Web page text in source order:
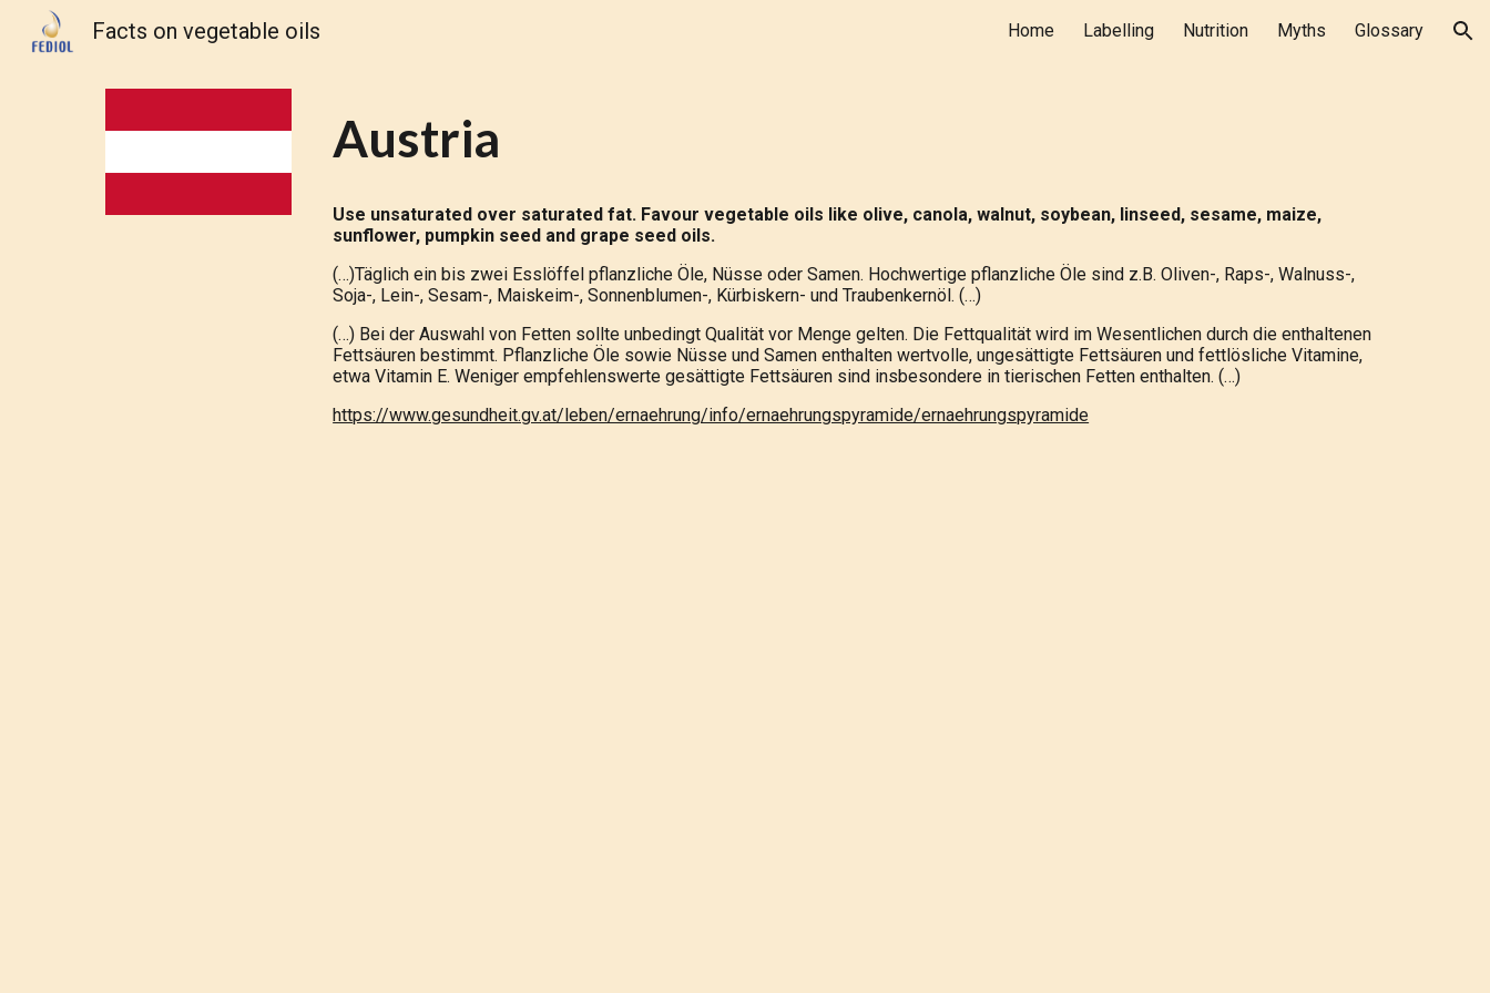
Skip to navigation
Facts on vegetable oils Home Labelling Nutrition Myths Glossary
Austria
Use unsaturated over saturated fat. Favour vegetable oils like olive, canola, walnut, soybean, linseed, sesame, maize,
sunflower, pumpkin seed and grape seed oils.
(…)Täglich ein bis zwei Esslöffel pflanzliche Öle, Nüsse oder Samen. Hochwertige pflanzliche Öle sind z.B. Oliven-, Raps-, Walnuss-,
Soja-, Lein-, Sesam-, Maiskeim-, Sonnenblumen-, Kürbiskern- und Traubenkernöl. (…)
(…) Bei der Auswahl von Fetten sollte unbedingt Qualität vor Menge gelten. Die Fettqualität wird im Wesentlichen durch die enthaltenen
Fettsäuren bestimmt. Pflanzliche Öle sowie Nüsse und Samen enthalten wertvolle, ungesättigte Fettsäuren und fettlösliche Vitamine,
etwa Vitamin E. Weniger empfehlenswerte gesättigte Fettsäuren sind insbesondere in tierischen Fetten enthalten. (…)
https://www.gesundheit.gv.at/leben/ernaehrung/info/ernaehrungspyramide/ernaehrungspyramide